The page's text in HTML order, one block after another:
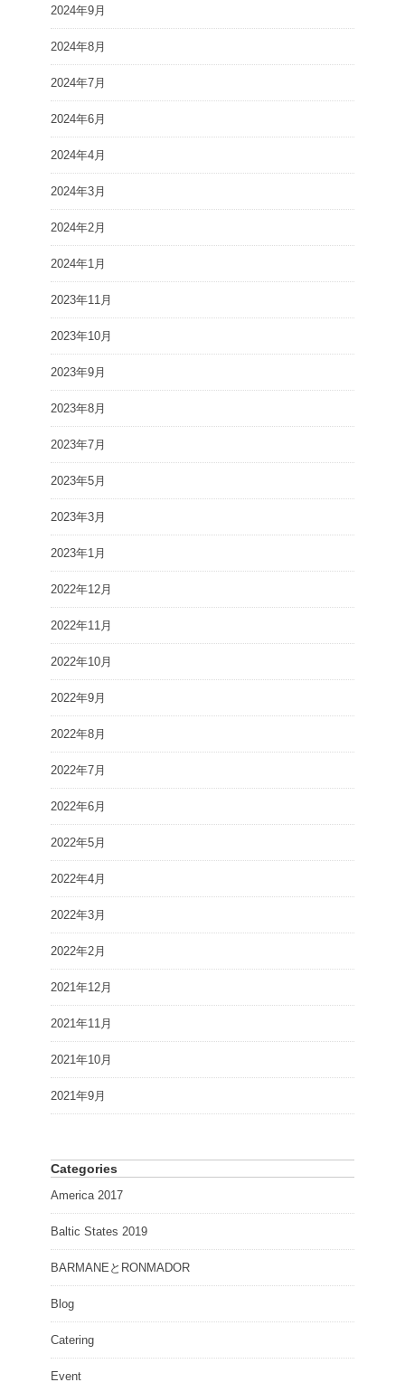
2024年9月
2024年8月
2024年7月
2024年6月
2024年4月
2024年3月
2024年2月
2024年1月
2023年11月
2023年10月
2023年9月
2023年8月
2023年7月
2023年5月
2023年3月
2023年1月
2022年12月
2022年11月
2022年10月
2022年9月
2022年8月
2022年7月
2022年6月
2022年5月
2022年4月
2022年3月
2022年2月
2021年12月
2021年11月
2021年10月
2021年9月
Categories
America 2017
Baltic States 2019
BARMANEとRONMADOR
Blog
Catering
Event